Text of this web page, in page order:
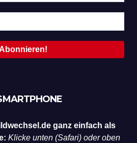
ganz einfach als
Klicke unten (Safari) oder oben